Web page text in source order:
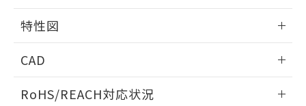
相互干渉
周囲金属の影響
特性図
検出物体の大きさと材質による影響
CAD
ドすることができます。
RoHS/REACH対応状況
物質の対応では、対応完了までの期間は出
荷製品に未対応品が混在することから備考
り、2022年1月12日より割愛しておりま
す。